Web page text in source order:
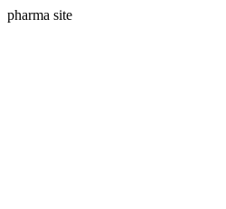
pharma site